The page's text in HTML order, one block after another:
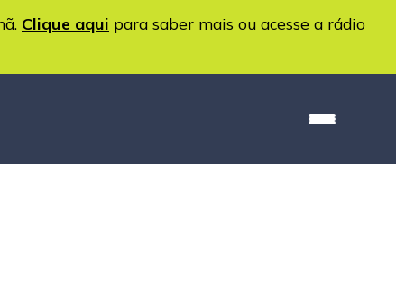
Clique aqui para saber mais ou acesse a rádio